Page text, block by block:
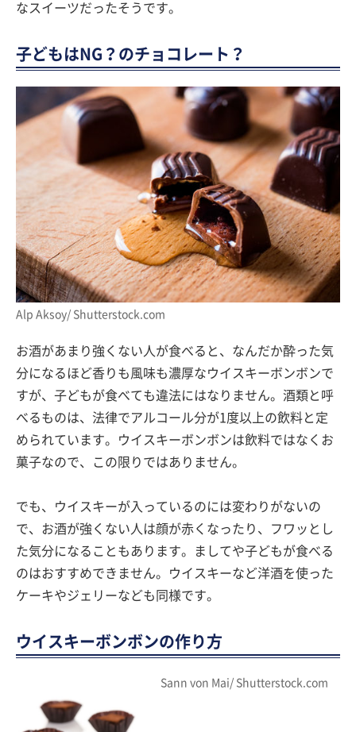
なスイーツだったそうです。
子どもはNG？のチョコレート？
Alp Aksoy/ Shutterstock.com
お酒があまり強くない人が食べると、なんだか酔った気
分になるほど香りも風味も濃厚なウイスキーボンボンで
すが、子どもが食べても違法にはなりません。酒類と呼
べるものは、法律でアルコール分が1度以上の飲料と定
められています。ウイスキーボンボンは飲料ではなくお
菓子なので、この限りではありません。
でも、ウイスキーが入っているのには変わりがないの
で、お酒が強くない人は顔が赤くなったり、フワッとし
た気分になることもあります。ましてや子どもが食べる
のはおすすめできません。ウイスキーなど洋酒を使った
ケーキやジェリーなども同様です。
ウイスキーボンボンの作り方
Sann von Mai/ Shutterstock.com